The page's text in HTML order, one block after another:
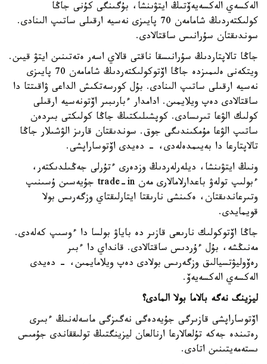
الەكسەي الەكسەيەۆتىڭ ايتۋىنشا، بۇگىنگى كۇنى جاڭا
كولىكتەردىڭ شامامەن 70 پايىزى نەسيە ارقىلى ساتىپ الىنادى.
سوندىقتان سۇرانىس ساقتالادى.
جاڭا تالاپتاردىڭ سۇرانىسقا ناقتى قالاي اسەر ەتەتىنىن ايتۋ قيىن.
ويتكەنى ەلىمىزدە جاڭا اۆتوكولىكتەردىڭ شامامەن 70 پايىزى
نەسيە ارقىلى ساتىپ الىنادى. بۇل كورسەتكىش الداعى ۋاقىتتا دا
ساقتالادى دەپ ويلايمىن. ادامدار ءبارىبىر اۆتونەسيە ارقىلى
كولىك الۋعا تىرىسادى. كوپشىلىكتىڭ جاڭا كولىكتى بىردەن
ساتىپ الۋعا مۇمكىندىگى جوق. سوندىقتان قارىز الۋشىلار جاڭا
تالاپتارعا دا بەيىمدەلەدى، - دەيدى اۆتوساراپشى.
ونىڭ ايتۋىنشا، ديلەرلەردىڭ وزدەرى ءتۇرلى جەڭىلدىكتەر،
ءبولىپ تولەۋ باعدارلامالارى مەن trade-in جۇيەسىن ۇسىنىپ
وتىرعاندىقتان، ەكىنشى نارىقتا ايتارلىقتاي وزگەرىس بولا
قويمايدى.
جاڭا اۆتوكولىك نارىعى قازىر دە باياۋ بولسا دا ءوسىپ كەلەدى.
مەنىڭشە، بۇل ءۇردىس ساقتالادى. قانداي دا ءبىر
رەۆوليۋتسيالىق وزگەرىس بولادى دەپ ويلامايمىن، - دەيدى
الەكسەي الەكسەيەۆ.
ليزينگ نەگە بالاما بولا المادى؟
اۆتوساراپشى قازىرگى جۇيەدەگى نەگىزگى ماسەلەنىڭ ءبىرى
رەتىندە جەكە تۇلعالارعا ارنالعان ليزينگتىڭ تولىققاندى جۇمىس
ىستەمەيتىنىن اتادى.